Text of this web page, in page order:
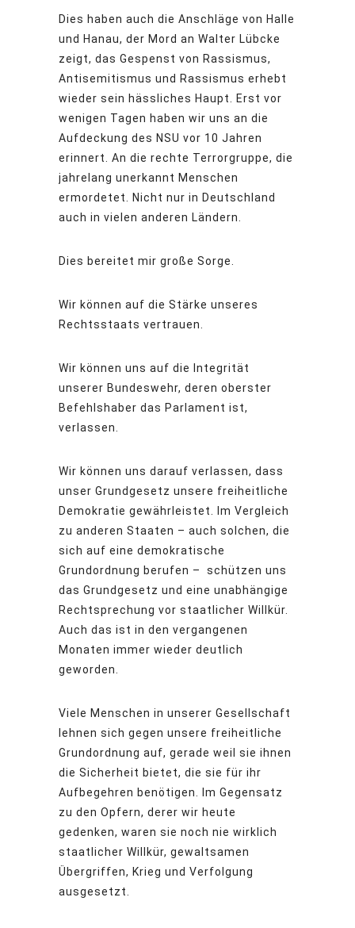
Dies haben auch die Anschläge von Halle
und Hanau, der Mord an Walter Lübcke
zeigt, das Gespenst von Rassismus,
Antisemitismus und Rassismus erhebt
wieder sein hässliches Haupt. Erst vor
wenigen Tagen haben wir uns an die
Aufdeckung des NSU vor 10 Jahren
erinnert. An die rechte Terrorgruppe, die
jahrelang unerkannt Menschen
ermordetet. Nicht nur in Deutschland
auch in vielen anderen Ländern.
Dies bereitet mir große Sorge.
Wir können auf die Stärke unseres
Rechtsstaats vertrauen.
Wir können uns auf die Integrität
unserer Bundeswehr, deren oberster
Befehlshaber das Parlament ist,
verlassen.
Wir können uns darauf verlassen, dass
unser Grundgesetz unsere freiheitliche
Demokratie gewährleistet. Im Vergleich
zu anderen Staaten – auch solchen, die
sich auf eine demokratische
Grundordnung berufen – schützen uns
das Grundgesetz und eine unabhängige
Rechtsprechung vor staatlicher Willkür.
Auch das ist in den vergangenen
Monaten immer wieder deutlich
geworden.
Viele Menschen in unserer Gesellschaft
lehnen sich gegen unsere freiheitliche
Grundordnung auf, gerade weil sie ihnen
die Sicherheit bietet, die sie für ihr
Aufbegehren benötigen. Im Gegensatz
zu den Opfern, derer wir heute
gedenken, waren sie noch nie wirklich
staatlicher Willkür, gewaltsamen
Übergriffen, Krieg und Verfolgung
ausgesetzt.